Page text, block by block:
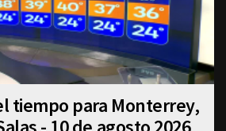
tiempo para Monterrey,